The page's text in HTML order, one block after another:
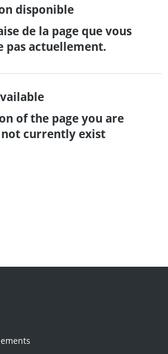
disponible
de la page que vous
pas actuellement.
of the page you are
currently exist